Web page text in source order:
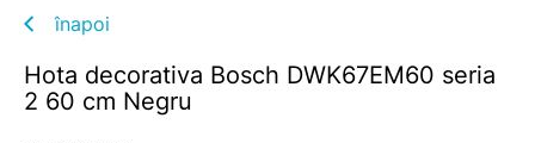
înapoi
Hota decorativa Bosch DWK67EM60 seria
2 60 cm Negru